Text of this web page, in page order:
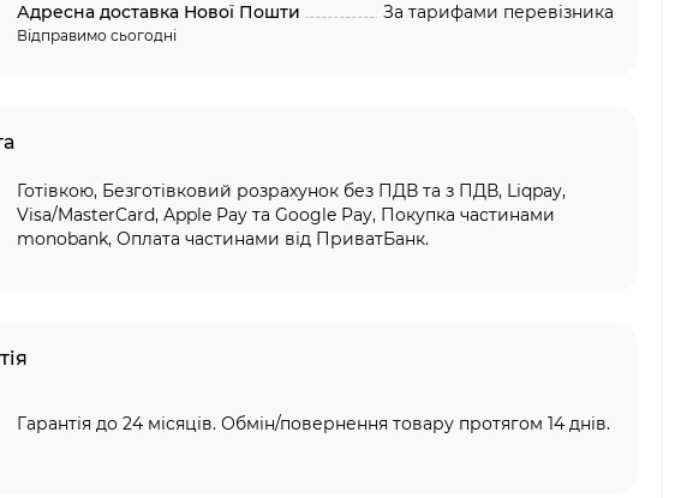
Адресна доставка Нової Пошти
Відправимо сьогодні
За тарифами перевізника
Готівкою, Безготівковий розрахунок без ПДВ та з ПДВ, Liqpay,
Visa/MasterCard, Apple Pay та Google Pay, Покупка частинами
monobank, Оплата частинами від ПриватБанк.
Гарантія до 24 місяців. Обмін/повернення товару протягом 14 днів.